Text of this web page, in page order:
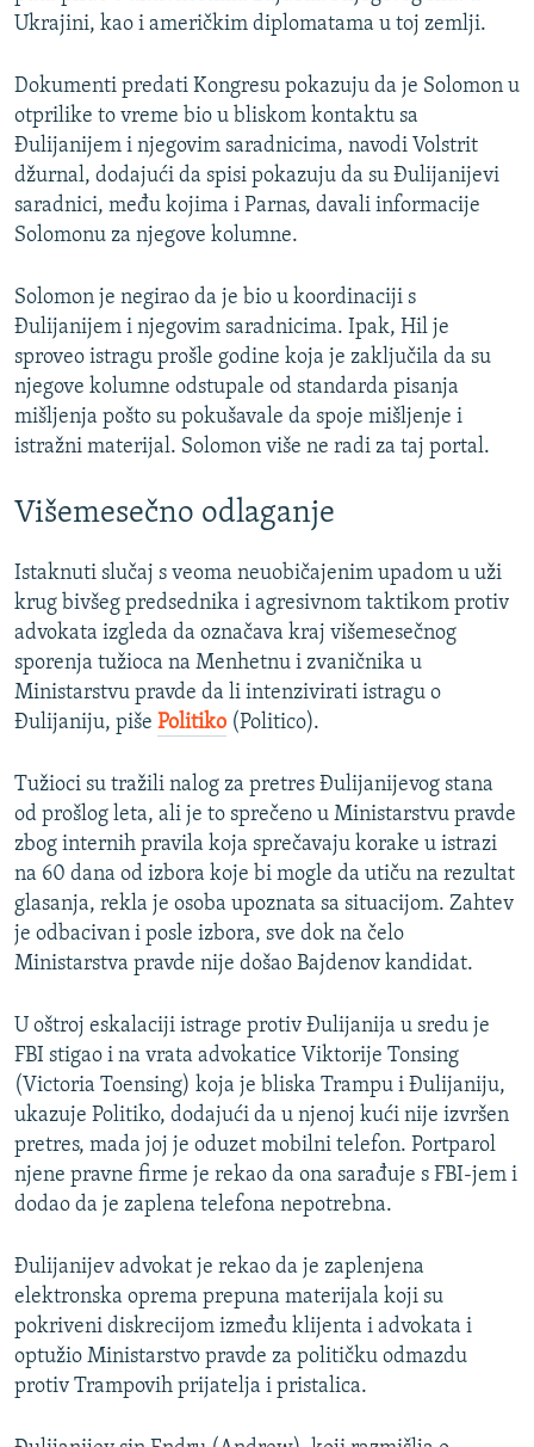
Ukrajini, kao i američkim diplomatama u toj zemlji.
Dokumenti predati Kongresu pokazuju da je Solomon u
otprilike to vreme bio u bliskom kontaktu sa
Đulijanijem i njegovim saradnicima, navodi Volstrit
džurnal, dodajući da spisi pokazuju da su Đulijanijevi
saradnici, među kojima i Parnas, davali informacije
Solomonu za njegove kolumne.
Solomon je negirao da je bio u koordinaciji s
Đulijanijem i njegovim saradnicima. Ipak, Hil je
sproveo istragu prošle godine koja je zaključila da su
njegove kolumne odstupale od standarda pisanja
mišljenja pošto su pokušavale da spoje mišljenje i
istražni materijal. Solomon više ne radi za taj portal.
Višemesečno odlaganje
Istaknuti slučaj s veoma neuobičajenim upadom u uži
krug bivšeg predsednika i agresivnom taktikom protiv
advokata izgleda da označava kraj višemesečnog
sporenja tužioca na Menhetnu i zvaničnika u
Ministarstvu pravde da li intenzivirati istragu o
Đulijaniju, piše Politiko (Politico).
Tužioci su tražili nalog za pretres Đulijanijevog stana
od prošlog leta, ali je to sprečeno u Ministarstvu pravde
zbog internih pravila koja sprečavaju korake u istrazi
na 60 dana od izbora koje bi mogle da utiču na rezultat
glasanja, rekla je osoba upoznata sa situacijom. Zahtev
je odbacivan i posle izbora, sve dok na čelo
Ministarstva pravde nije došao Bajdenov kandidat.
U oštroj eskalaciji istrage protiv Đulijanija u sredu je
FBI stigao i na vrata advokatice Viktorije Tonsing
(Victoria Toensing) koja je bliska Trampu i Đulijaniju,
ukazuje Politiko, dodajući da u njenoj kući nije izvršen
pretres, mada joj je oduzet mobilni telefon. Portparol
njene pravne firme je rekao da ona sarađuje s FBI-jem i
dodao da je zaplena telefona nepotrebna.
Đulijanijev advokat je rekao da je zaplenjena
elektronska oprema prepuna materijala koji su
pokriveni diskrecijom između klijenta i advokata i
optužio Ministarstvo pravde za političku odmazdu
protiv Trampovih prijatelja i pristalica.